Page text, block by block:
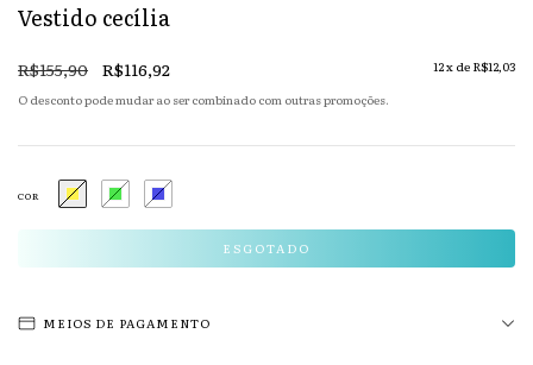
Vestido cecília
R$155,90 R$116,92 12x de R$12,03
O desconto pode mudar ao ser combinado com outras promoções.
COR
MEIOS DE PAGAMENTO